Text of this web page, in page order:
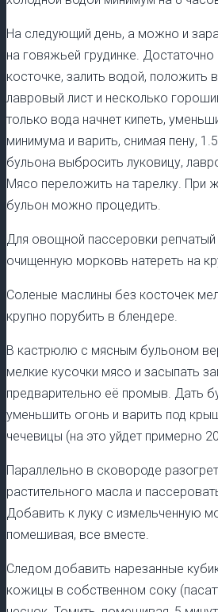
На следующий день, а можно и
на говяжьей грудинке.
косточке, залить водой, положить
лавровый лист и несколько
только вода начнет кипеть,
минимума и варить, снимая пену,
бульона выбросить луковицу,
Мясо переложить на тарелку. При
бульон можно процедить.
Для овощной пассеровки репчатый
очищенную морковь натереть на
Соленые маслины без косточек
крупно порубить в блендере.
В кастрюлю с мясным бульоном
мелкие кусочки мясо и засыпать
предварительно её промыв. Дать
уменьшить огонь и варить под
чечевицы (на это уйдет примерно
Параллельно в сковороде
растительного масла и
Добавить к луку с измельченную
помешивая, все вместе.
Следом добавить нарезанные
кожицы в собственном соку